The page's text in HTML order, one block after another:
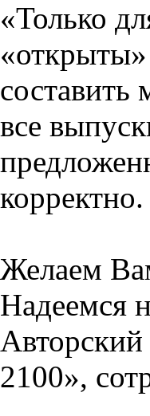
«Только
составить
все
корректно.
Желаем
Надеемся
Авторский
2100»,